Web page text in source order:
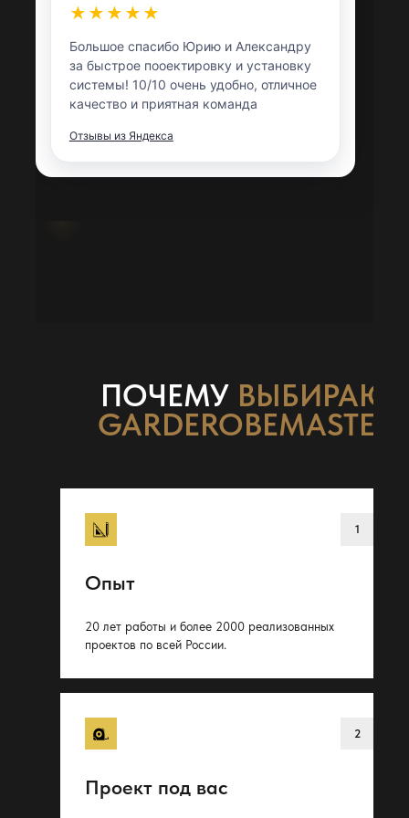
★★★★★
Большое спасибо Юрию и Александру
за быстрое пооектировку и установку
системы! 10/10 очень удобно, отличное
качество и приятная команда
Отзывы из Яндекса
ПОЧЕМУ ВЫБИРАЮТ
GARDEROBEMASTER?
Опыт
20 лет работы и более 2000 реализованных
проектов по всей России.
Проект под вас